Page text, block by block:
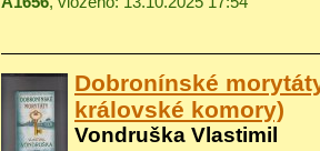
Dobronínské
královské komory)
Vondruška Vlastimil